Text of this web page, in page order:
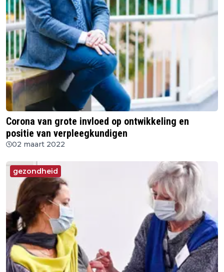
Corona van grote invloed op ontwikkeling en
positie van verpleegkundigen
02 maart 2022
gezondheid